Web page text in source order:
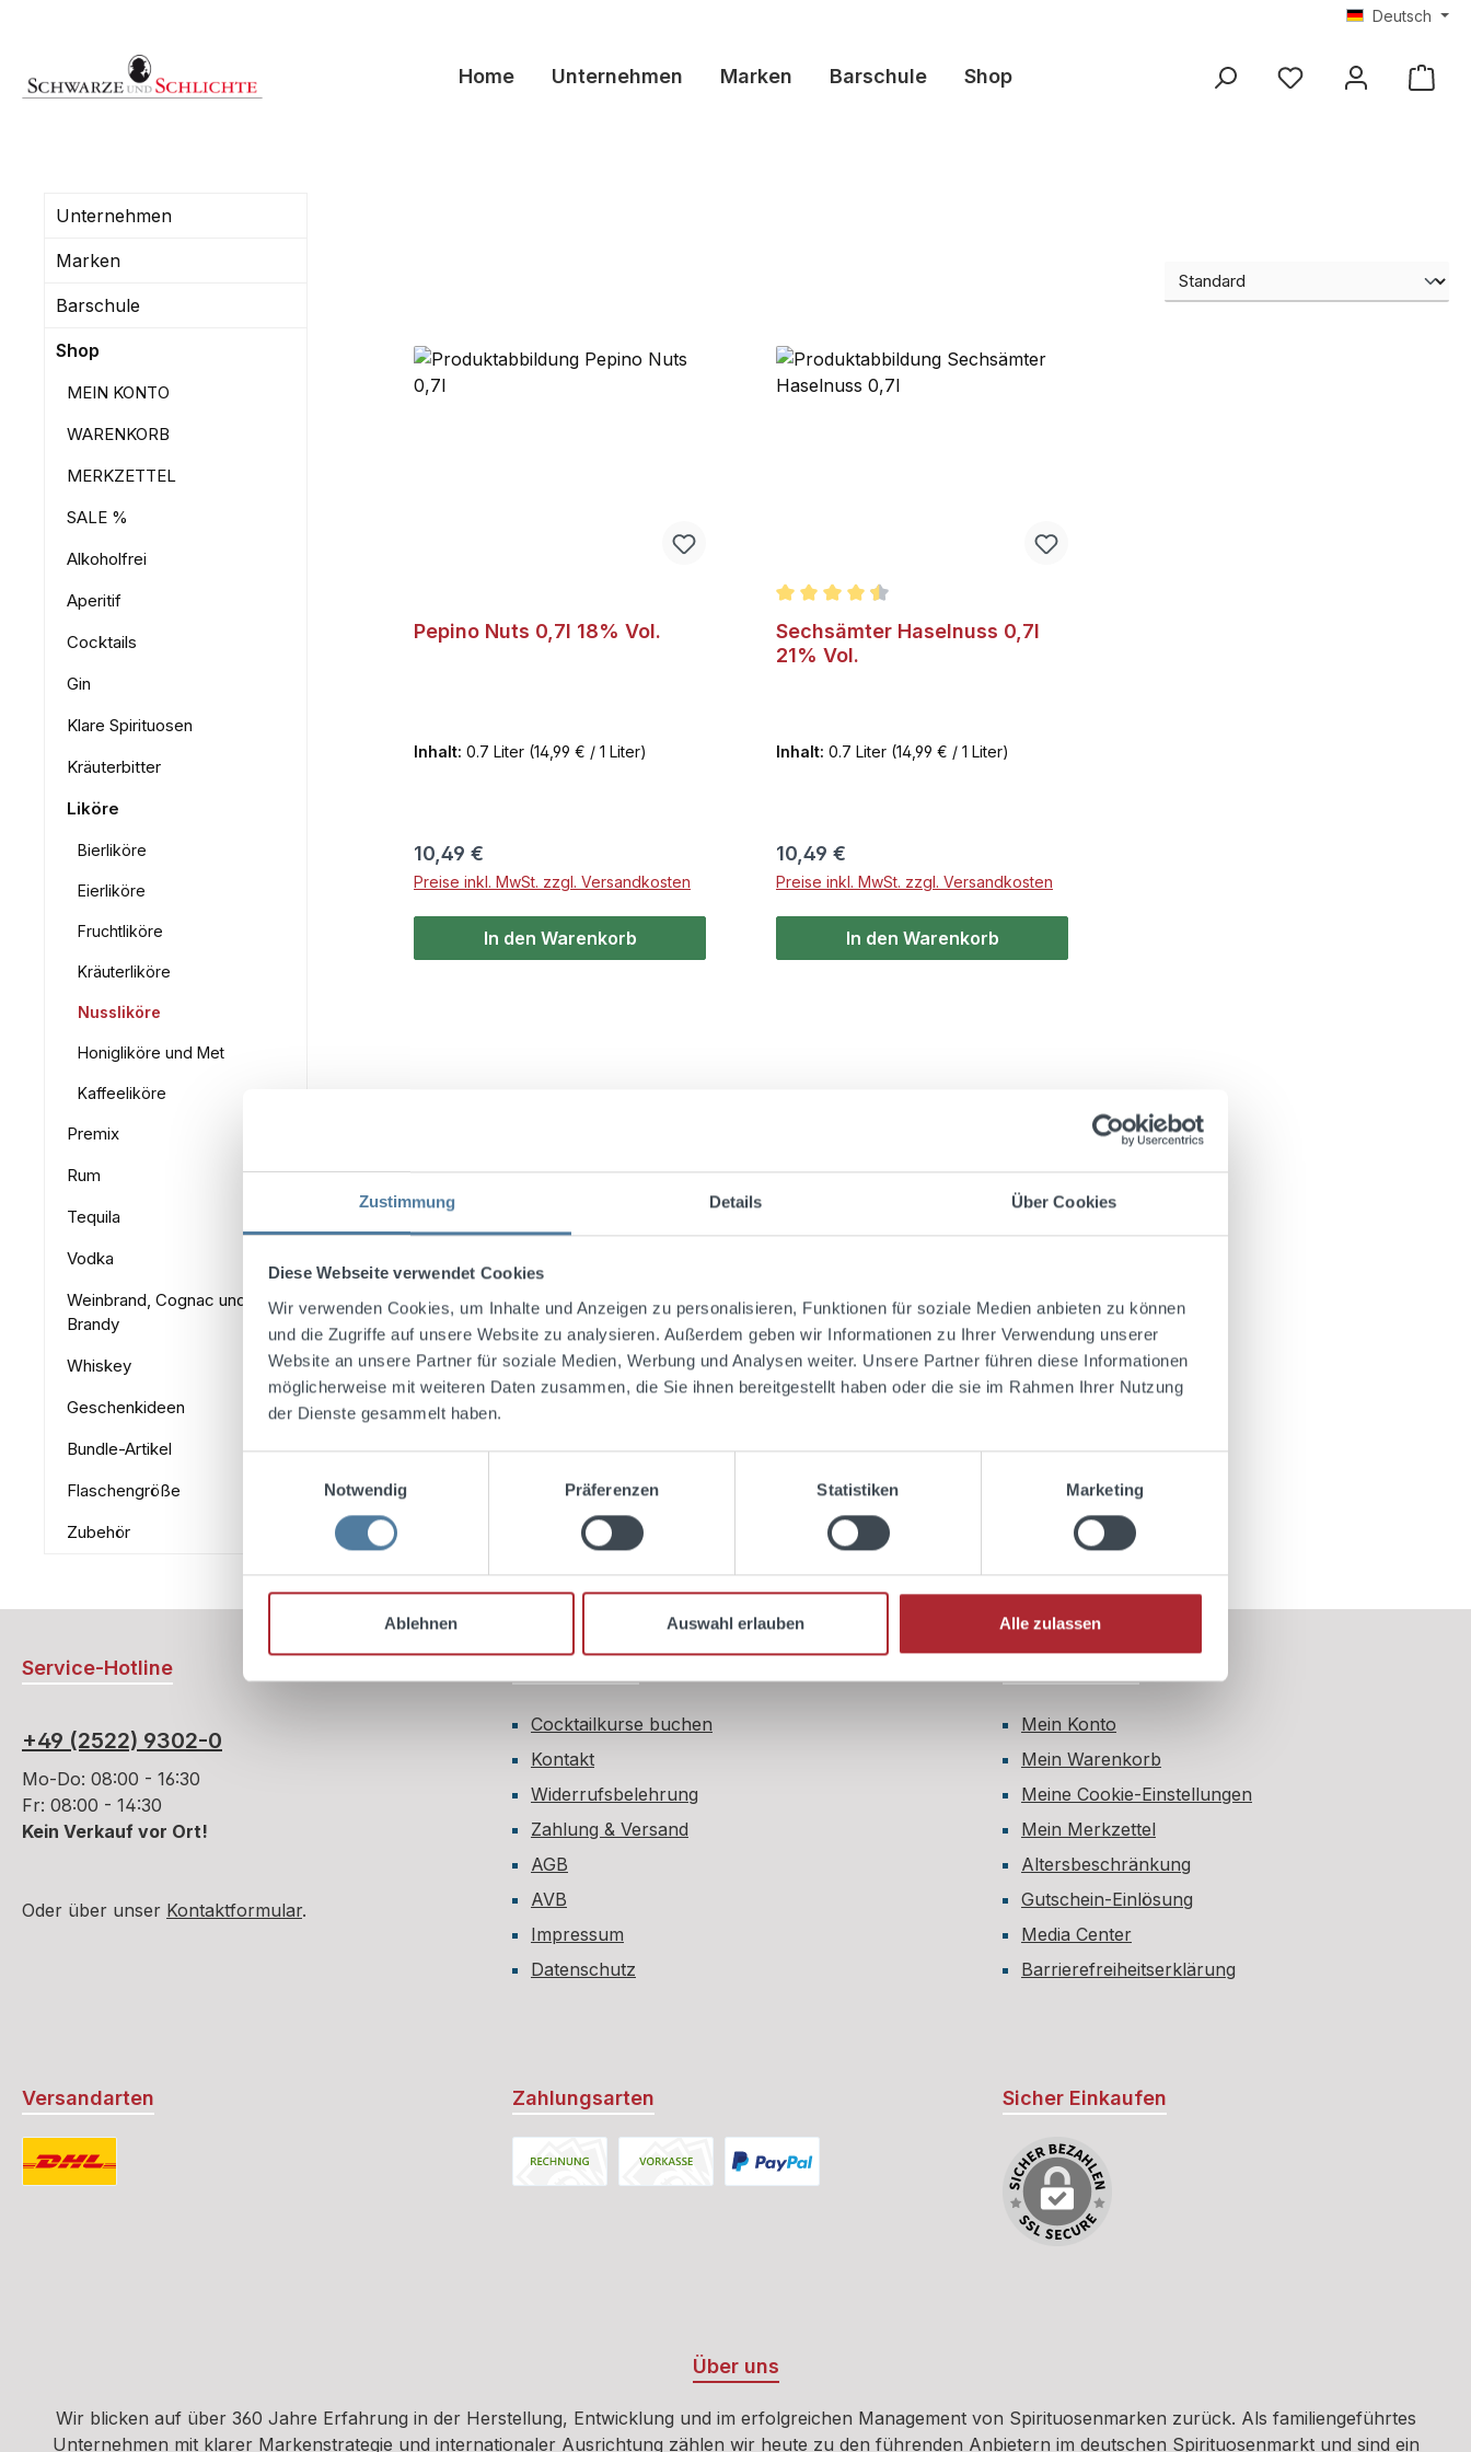
Zustimmung Details Über Cookies
Diese Webseite verwendet Cookies
Wir verwenden Cookies, um Inhalte und Anzeigen zu personalisieren, Funktionen für soziale Medien anbieten zu können
und die Zugriffe auf unsere Website zu analysieren. Außerdem geben wir Informationen zu Ihrer Verwendung unserer
Website an unsere Partner für soziale Medien, Werbung und Analysen weiter. Unsere Partner führen diese Informationen
möglicherweise mit weiteren Daten zusammen, die Sie ihnen bereitgestellt haben oder die sie im Rahmen Ihrer Nutzung
der Dienste gesammelt haben.
Notwendig
Präferenzen Statistiken Marketing
Ablehnen Auswahl erlauben Alle zulassen
Deutsch
Home Unternehmen Marken Barschule Shop
Unternehmen
Marken
Barschule
Shop
MEIN KONTO
WARENKORB
MERKZETTEL
SALE %
Alkoholfrei
Aperitif
Cocktails
Gin
Klare Spirituosen
Kräuterbitter
Liköre
Bierliköre
Eierliköre
Fruchtliköre
Kräuterliköre
Nussliköre
Honigliköre und Met
Kaffeeliköre
Premix
Rum
Tequila
Vodka
Weinbrand, Cognac und
Brandy
Whiskey
Geschenkideen
Bundle-Artikel
Flaschengröße
Zubehör
Pepino Nuts 0,7l 18% Vol.
Inhalt: 0.7 Liter (14,99 € / 1 Liter)
Regulärer Preis:
10,49 €
Preise inkl. MwSt. zzgl. Versandkosten
In den Warenkorb
Durchschnittliche Bewertung von 4.5 von 5 Sternen
Sechsämter Haselnuss 0,7l
21% Vol.
Inhalt: 0.7 Liter (14,99 € / 1 Liter)
Regulärer Preis:
10,49 €
Preise inkl. MwSt. zzgl. Versandkosten
In den Warenkorb
Service-Hotline
+49 (2522) 9302-0
Mo-Do: 08:00 - 16:30
Fr: 08:00 - 14:30
Kein Verkauf vor Ort!
Oder über unser Kontaktformular.
Cocktailkurse buchen
Kontakt
Widerrufsbelehrung
Zahlung & Versand
AGB
AVB
Impressum
Datenschutz
Mein Konto
Mein Warenkorb
Meine Cookie-Einstellungen
Mein Merkzettel
Altersbeschränkung
Gutschein-Einlösung
Media Center
Barrierefreiheitserklärung
Versandarten Zahlungsarten Sicher Einkaufen
Über uns
Wir blicken auf über 360 Jahre Erfahrung in der Herstellung, Entwicklung und im erfolgreichen Management von Spirituosenmarken zurück. Als familiengeführtes
Unternehmen mit klarer Markenstrategie und internationaler Ausrichtung zählen wir heute zu den führenden Anbietern im deutschen Spirituosenmarkt und sind ein